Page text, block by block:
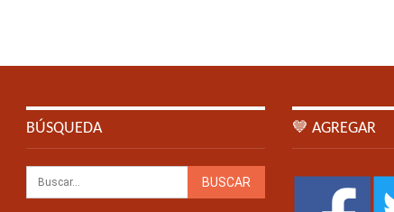
BÚSQUEDA 💙 AGREGAR